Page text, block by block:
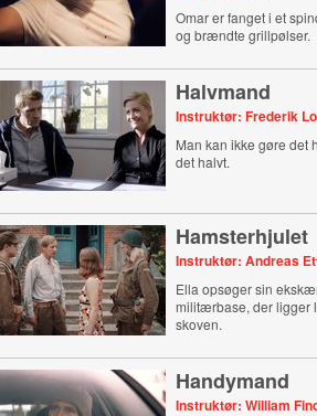
Omar er fanget i et
og brændte grillpølser.
Halvmand
Instruktør: Frederik
Man kan ikke gøre det
det halvt.
Hamsterhjulet
Instruktør: Andreas
Ella opsøger sin
militærbase, der ligger
skoven.
Handymand
Instruktør: William